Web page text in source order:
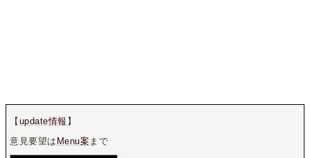
【 update情報 】
意見要望は Menu案 まで